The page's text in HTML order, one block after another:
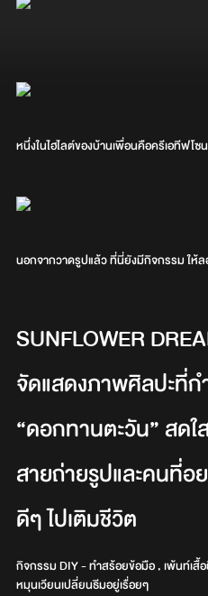
หนึ่งในไฮไลต์ของบ้านเพื่อนคือครีเอทีฟโ
นอกจากวาดรูปแล้ว ที่นี่ยังมีกิจกรรม ให้
SUNFLOWER
จัดแสดงภาพศิลปะที่
“ดอกทานตะวัน” สด
สายถ่ายรูปและคนที่อ
ดีๆ ไปเติมชีวิต
กิจกรรม DIY - ทำสร้อยข้อมือ , เพ้นท์เสื้
หมุนเวียนเปลี่ยนธีมอยู่เรื่อยๆ